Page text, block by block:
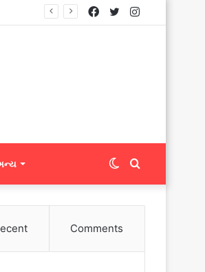
Instagram
Twitter
Facebook
Search
for
Switch
skin
Comments